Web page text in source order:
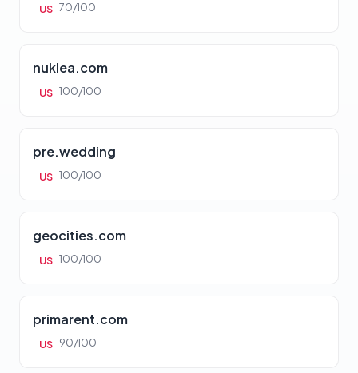
US 70/100
nuklea.com
US 100/100
pre.wedding
US 100/100
geocities.com
US 100/100
primarent.com
US 90/100